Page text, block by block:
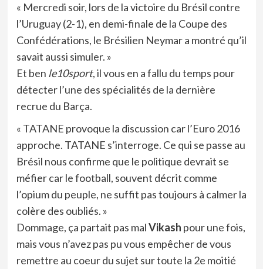
« Mercredi soir, lors de la victoire du Brésil contre
l’Uruguay (2-1), en demi-finale de la Coupe des
Confédérations, le Brésilien Neymar a montré qu’il
savait aussi simuler. »
Et ben le10sport, il vous en a fallu du temps pour
détecter l’une des spécialités de la dernière
recrue du Barça.
« TATANE provoque la discussion car l’Euro 2016
approche. TATANE s’interroge. Ce qui se passe au
Brésil nous confirme que le politique devrait se
méfier car le football, souvent décrit comme
l’opium du peuple, ne suffit pas toujours à calmer la
colère des oubliés. »
Dommage, ça partait pas malVikash pour une fois,
mais vous n’avez pas pu vous empêcher de vous
remettre au coeur du sujet sur toute la 2e moitié